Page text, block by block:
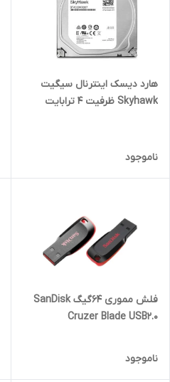
هارد دیسک اینترنال سیگیت
Skyhawk ظرفیت 4 ترابایت
ناموجود
فلش مموری 64گیگ SanDisk
Cruzer Blade USB2.0
ناموجود